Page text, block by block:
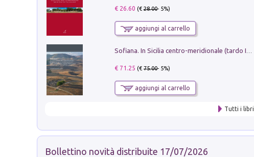
€ 26.60 (€28.00- 5%)
aggiungi al carrello
€ 71.25 (€75.00- 5%)
aggiungi al carrello
Tutti i libri
Bollettino novità distribuite 17/07/2026